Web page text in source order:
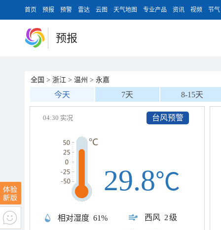
首页 预报 预警 雷达 云图 天气地图 专业产品 资讯 视频 节气
预报
全国 > 浙江 > 温州 > 永嘉
今天 7天 8-15天
04:30 实况
相对湿度 61% 西风 2级
29.8℃
台风预警